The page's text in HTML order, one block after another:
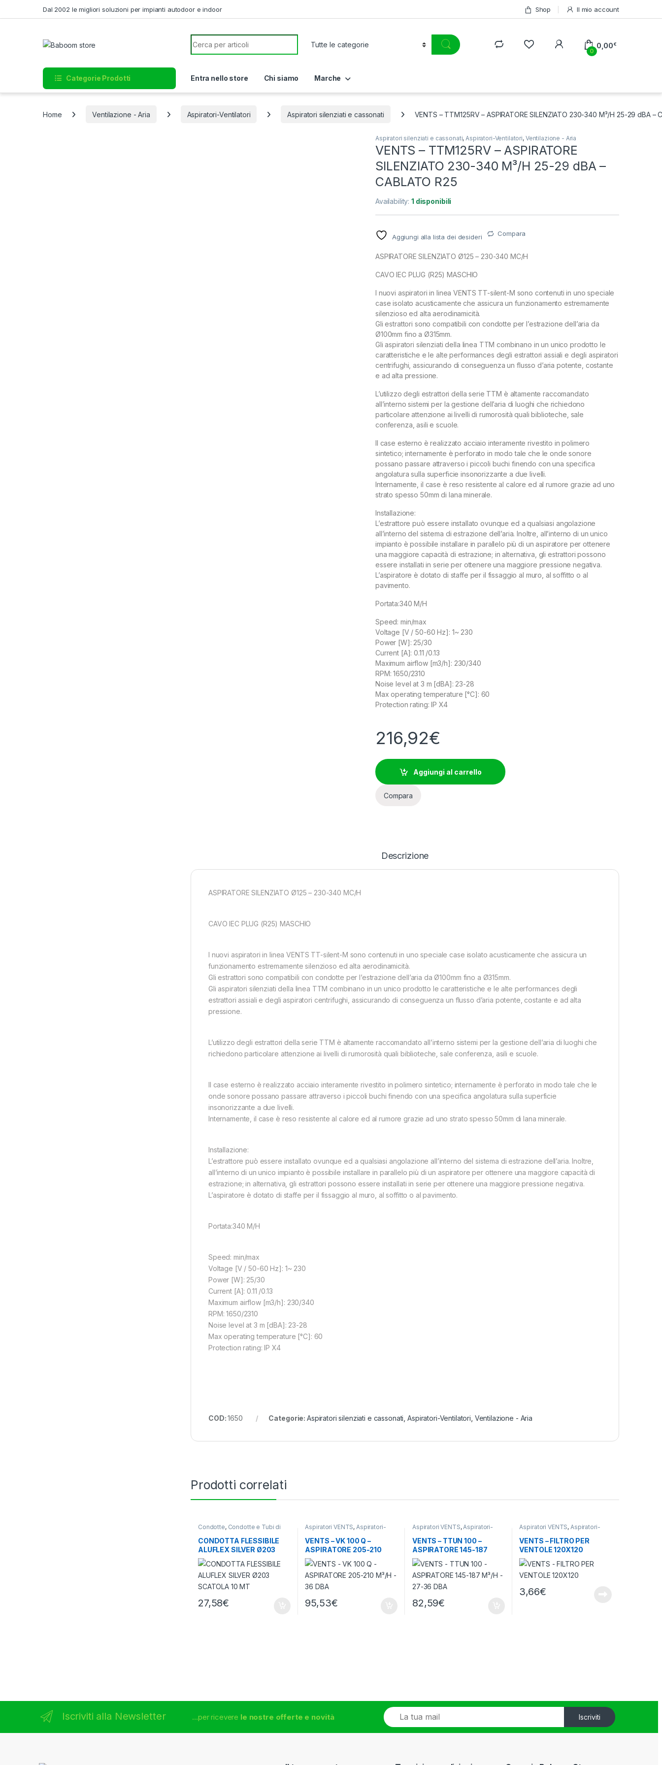
Dal 2002 le migliori soluzioni per impianti autodoor e indoor Shop Il mio account
Search for:
0
0,00€
Categorie Prodotti Entra nello store Chi siamo Marche
Home Ventilazione - Aria Aspiratori-Ventilatori Aspiratori silenziati e cassonati VENTS – TTM125RV – ASPIRATORE SILENZIATO 230-340 M³/H 25-29 dBA –
Aspiratori silenziati e cassonati,Aspiratori-Ventilatori, Ventilazione - Aria
VENTS – TTM125RV – ASPIRATORE
SILENZIATO 230-340 M³/H 25-29 dBA –
CABLATO R25
Availability:1 disponibili
Aggiungi alla lista dei desideri Compara
ASPIRATORE SILENZIATO Ø125 – 230-340 MC/H
CAVO IEC PLUG (R25) MASCHIO
I nuovi aspiratori in linea VENTS TT-silent-M sono contenuti in uno speciale
case isolato acusticamente che assicura un funzionamento estremamente
silenzioso ed alta aerodinamicità.
Gli estrattori sono compatibili con condotte per l’estrazione dell’aria da
Ø100mm fino a Ø315mm.
Gli aspiratori silenziati della linea TTM combinano in un unico prodotto le
caratteristiche e le alte performances degli estrattori assiali e degli aspiratori
centrifughi, assicurando di conseguenza un flusso d’aria potente, costante
e ad alta pressione.
L’utilizzo degli estrattori della serie TTM è altamente raccomandato
all’interno sistemi per la gestione dell’aria di luoghi che richiedono
particolare attenzione ai livelli di rumorosità quali biblioteche, sale
conferenza, asili e scuole.
Il case esterno è realizzato acciaio interamente rivestito in polimero
sintetico; internamente è perforato in modo tale che le onde sonore
possano passare attraverso i piccoli buchi finendo con una specifica
angolatura sulla superficie insonorizzante a due livelli.
Internamente, il case è reso resistente al calore ed al rumore grazie ad uno
strato spesso 50mm di lana minerale.
Installazione:
L’estrattore può essere installato ovunque ed a qualsiasi angolazione
all’interno del sistema di estrazione dell’aria. Inoltre, all’interno di un unico
impianto è possibile installare in parallelo più di un aspiratore per ottenere
una maggiore capacità di estrazione; in alternativa, gli estrattori possono
essere installati in serie per ottenere una maggiore pressione negativa.
L’aspiratore è dotato di staffe per il fissaggio al muro, al soffitto o al
pavimento.
Portata:340 M/H
Speed: min/max
Voltage [V / 50-60 Hz]: 1~ 230
Power [W]: 25/30
Current [A]: 0.11 /0.13
Maximum airflow [m3/h]: 230/340
RPM: 1650/2310
Noise level at 3 m [dBA]: 23-28
Max operating temperature [°C]: 60
Protection rating: IP X4
216,92€
Aggiungi al carrello
Compara
Descrizione
ASPIRATORE SILENZIATO Ø125 – 230-340 MC/H
CAVO IEC PLUG (R25) MASCHIO
I nuovi aspiratori in linea VENTS TT-silent-M sono contenuti in uno speciale case isolato acusticamente che assicura un
funzionamento estremamente silenzioso ed alta aerodinamicità.
Gli estrattori sono compatibili con condotte per l’estrazione dell’aria da Ø100mm fino a Ø315mm.
Gli aspiratori silenziati della linea TTM combinano in un unico prodotto le caratteristiche e le alte performances degli
estrattori assiali e degli aspiratori centrifughi, assicurando di conseguenza un flusso d’aria potente, costante e ad alta
pressione.
L’utilizzo degli estrattori della serie TTM è altamente raccomandato all’interno sistemi per la gestione dell’aria di luoghi che
richiedono particolare attenzione ai livelli di rumorosità quali biblioteche, sale conferenza, asili e scuole.
Il case esterno è realizzato acciaio interamente rivestito in polimero sintetico; internamente è perforato in modo tale che le
onde sonore possano passare attraverso i piccoli buchi finendo con una specifica angolatura sulla superficie
insonorizzante a due livelli.
Internamente, il case è reso resistente al calore ed al rumore grazie ad uno strato spesso 50mm di lana minerale.
Installazione:
L’estrattore può essere installato ovunque ed a qualsiasi angolazione all’interno del sistema di estrazione dell’aria. Inoltre,
all’interno di un unico impianto è possibile installare in parallelo più di un aspiratore per ottenere una maggiore capacità di
estrazione; in alternativa, gli estrattori possono essere installati in serie per ottenere una maggiore pressione negativa.
L’aspiratore è dotato di staffe per il fissaggio al muro, al soffitto o al pavimento.
Portata:340 M/H
Speed: min/max
Voltage [V / 50-60 Hz]: 1~ 230
Power [W]: 25/30
Current [A]: 0.11 /0.13
Maximum airflow [m3/h]: 230/340
RPM: 1650/2310
Noise level at 3 m [dBA]: 23-28
Max operating temperature [°C]: 60
Protection rating: IP X4
COD:1650 Categorie: Aspiratori silenziati e cassonati ,Aspiratori-Ventilatori Ventilazione - Aria
Prodotti correlati
Condotte, Condotte e Tubi di
CONDOTTA FLESSIBILE
ALUFLEX SILVER Ø203
SCATOLA 10 MT
27,58€
Aspiratori VENTS, Aspiratori-
Ventilatori
Ventilazione - Aria
VENTS – VK 100 Q –
ASPIRATORE 205-210
M³/H – 36 DBA
95,53€
Aspiratori VENTS,Aspiratori-
Ventilatori
Ventilazione - Aria
VENTS – TTUN 100 –
ASPIRATORE 145-187
M³/H – 27-36 DBA
82,59€
Aspiratori VENTS, Aspiratori-
Ventilatori
Ventilazione - Aria
VENTS – FILTRO PER
VENTOLE 120X120
3,66€
Iscriviti alla Newsletter ...per ricevere le nostre offerte e novità
E
m
a
Iscriviti